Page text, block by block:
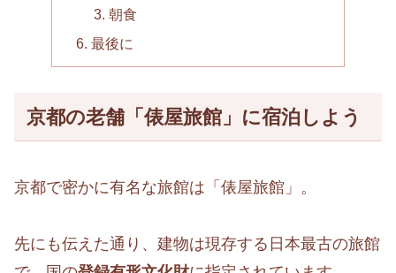
朝食
最後に
京都の老舗「俵屋旅館」に宿泊しよう
京都で密かに有名な旅館は「俵屋旅館」。
先にも伝えた通り、建物は現存する日本最古の旅館